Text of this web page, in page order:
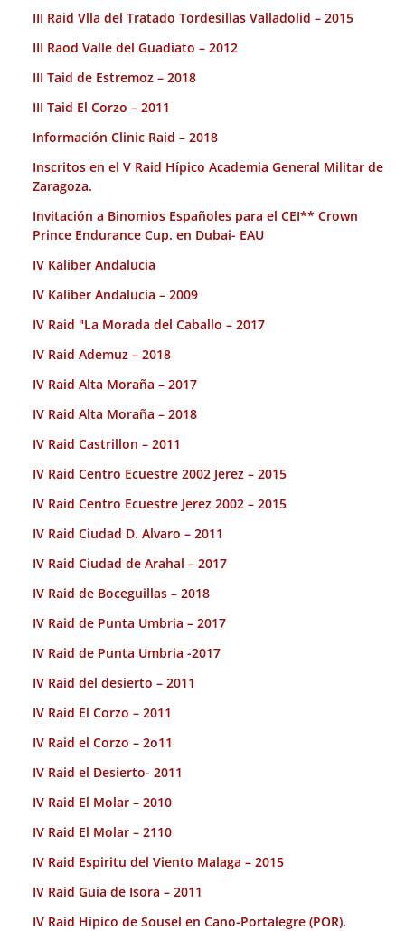
III Raid Vlla del Tratado Tordesillas Valladolid – 2015
III Raod Valle del Guadiato – 2012
III Taid de Estremoz – 2018
III Taid El Corzo – 2011
Información Clinic Raid – 2018
Inscritos en el V Raid Hípico Academia General Militar de
Zaragoza.
Invitación a Binomios Españoles para el CEI** Crown
Prince Endurance Cup. en Dubai- EAU
IV Kaliber Andalucia
IV Kaliber Andalucia – 2009
IV Raid "La Morada del Caballo – 2017
IV Raid Ademuz – 2018
IV Raid Alta Moraña – 2017
IV Raid Alta Moraña – 2018
IV Raid Castrillon – 2011
IV Raid Centro Ecuestre 2002 Jerez – 2015
IV Raid Centro Ecuestre Jerez 2002 – 2015
IV Raid Ciudad D. Alvaro – 2011
IV Raid Ciudad de Arahal – 2017
IV Raid de Boceguillas – 2018
IV Raid de Punta Umbria – 2017
IV Raid de Punta Umbria -2017
IV Raid del desierto – 2011
IV Raid El Corzo – 2011
IV Raid el Corzo – 2o11
IV Raid el Desierto- 2011
IV Raid El Molar – 2010
IV Raid El Molar – 2110
IV Raid Espiritu del Viento Malaga – 2015
IV Raid Guia de Isora – 2011
IV Raid Hípico de Sousel en Cano-Portalegre (POR).